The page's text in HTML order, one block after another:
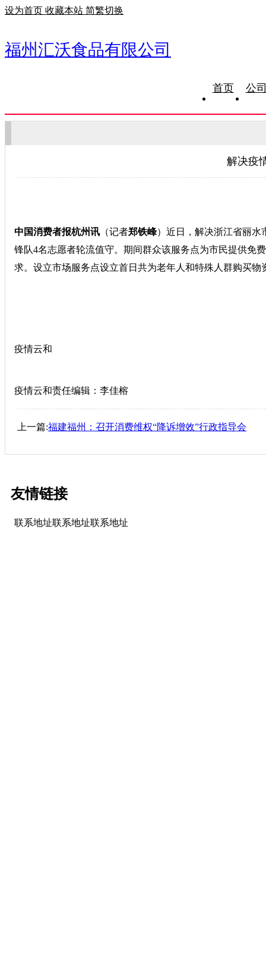
设为首页 收藏本站 简繁切换
福州汇沃食品有限公司
首页 公
解决疫
中国消费者报杭州讯 （记者郑铁峰）近日，解决浙江省丽水
锋队4名志愿者轮流值守。期间群众该服务点为市民提供免
求。设立市场服务点设立首日共为老年人和特殊人群购买
疫情云和
疫情云和责任编辑：李佳榕
上一篇:福建福州：召开消费维权“降诉增效”行政指导会
友情链接
联系地址联系地址联系地址